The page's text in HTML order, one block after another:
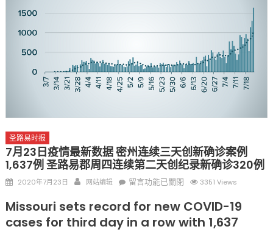
一晃三十年，初夏又相逢。中华日，等你来赴约 —— 密苏里植物
筝声与琴韵交汇：刘励(Li Statler)与钢琴家Darek演绎一场古筝
与钢琴的精彩对话
圣路易时报
7月23日疫情最新数据 密州连续三天创新确诊案例
1,637例 圣路易郡周四连续第二天创纪录新确诊320例
Posted
2020年7月23日 Author
网站编辑
在
月
23
留言功能已關閉 3351 Views
Missouri sets record for new COVID-19
cases for third day in a row with 1,637